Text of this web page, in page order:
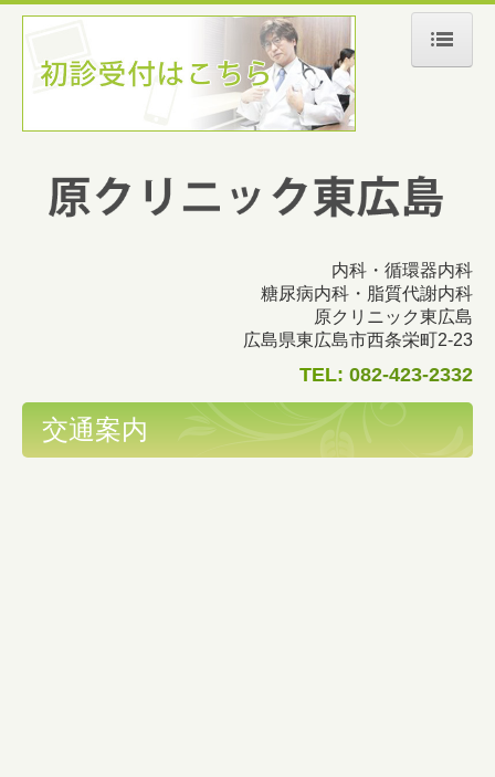
診療のご案内
内科・循環器内科
糖尿病内科・脂質代謝内科
原クリニック東広島
広島県東広島市西条栄町2-23
TEL: 082-423-2332
交通案内